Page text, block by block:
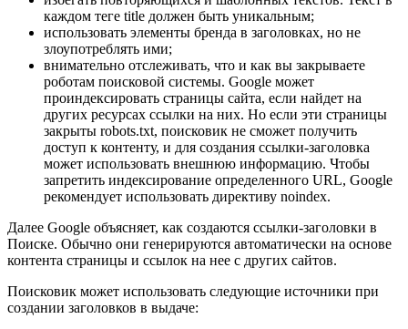
каждом теге title должен быть уникальным;
использовать элементы бренда в заголовках, но не
злоупотреблять ими;
внимательно отслеживать, что и как вы закрываете
роботам поисковой системы. Google может
проиндексировать страницы сайта, если найдет на
других ресурсах ссылки на них. Но если эти страницы
закрыты robots.txt, поисковик не сможет получить
доступ к контенту, и для создания ссылки-заголовка
может использовать внешнюю информацию. Чтобы
запретить индексирование определенного URL, Google
рекомендует использовать директиву noindex.
Далее Google объясняет, как создаются ссылки-заголовки в
Поиске. Обычно они генерируются автоматически на основе
контента страницы и ссылок на нее с других сайтов.
Поисковик может использовать следующие источники при
создании заголовков в выдаче: